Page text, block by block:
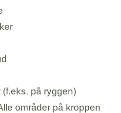
på ryggen)
områder på kroppen